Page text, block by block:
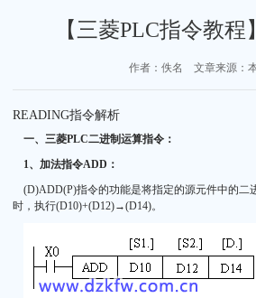
【三菱PLC指令教
作者：佚名 文章来源：
READING指令解析
一、三菱PLC二进制运算指令：
1、加法指令ADD：
(D)ADD(P)指令的功能是将指定的源元件中的
时，执行(D10)+(D12)→(D14)。